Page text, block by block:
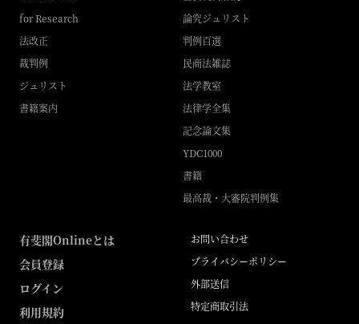
for Research
法改正
裁判例
ジュリスト
書籍案内
論究ジュリスト
判例百選
民商法雑誌
法学教室
法律学全集
記念論文集
YDC1000
書籍
最高裁・大審院判例集
有斐閣Onlineとは
会員登録
ログイン
利用規約
お問い合わせ
プライバシーポリシー
外部送信
特定商取引法